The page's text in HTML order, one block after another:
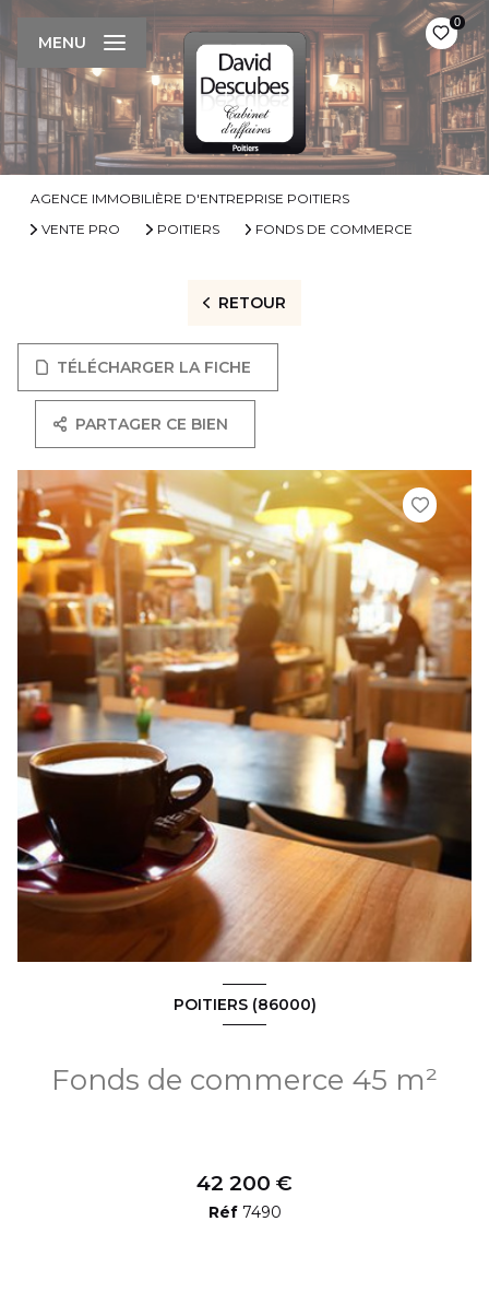
0
MENU
AGENCE IMMOBILIÈRE D'ENTREPRISE POITIERS
VENTE PRO
POITIERS FONDS DE COMMERCE
RETOUR
TÉLÉCHARGER LA FICHE
PARTAGER CE BIEN
POITIERS (86000)
Fonds de commerce 45 m²
42 200 €
Réf 7490